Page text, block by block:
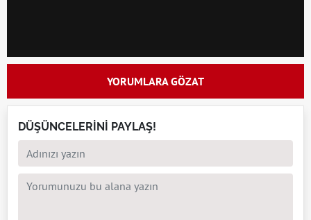
YORUMLARA GÖZAT
DÜŞÜNCELERİNİ PAYLAŞ!